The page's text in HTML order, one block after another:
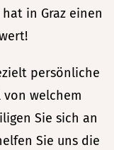
in Graz einen
persönliche
von welchem
Sie sich an
Sie uns die